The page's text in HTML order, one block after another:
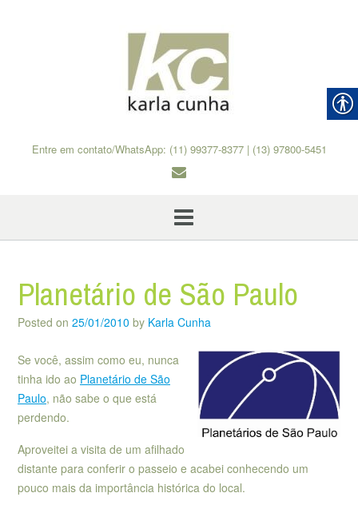
Entre em contato/WhatsApp: (11) 99377-8377 | (13) 97800-5451
Planetário de São Paulo
Posted on 25/01/2010 by Karla Cunha
Se você, assim como eu, nunca
tinha ido ao Planetário de São
Paulo, não sabe o que está
perdendo.
Aproveitei a visita de um afilhado
distante para conferir o passeio e acabei conhecendo um
pouco mais da importância histórica do local.